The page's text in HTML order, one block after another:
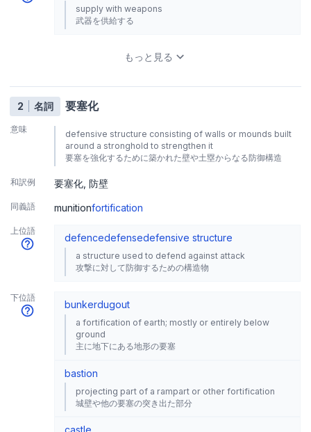
supply with weapons
武器を供給する
もっと見る
2 名詞 要塞化
意味
defensive structure consisting of walls or mounds built
around a stronghold to strengthen it
要塞を強化するために築かれた壁や土塁からなる防御構造
和訳例 要塞化 防壁
同義語 munitionfortification
上位語
defencedefensedefensive structure
a structure used to defend against attack
攻撃に対して防御するための構造物
下位語
bunkerdugout
a fortification of earth; mostly or entirely below
ground
主に地下にある地形の要塞
bastion
projecting part of a rampart or other fortification
城壁や他の要塞の突き出た部分